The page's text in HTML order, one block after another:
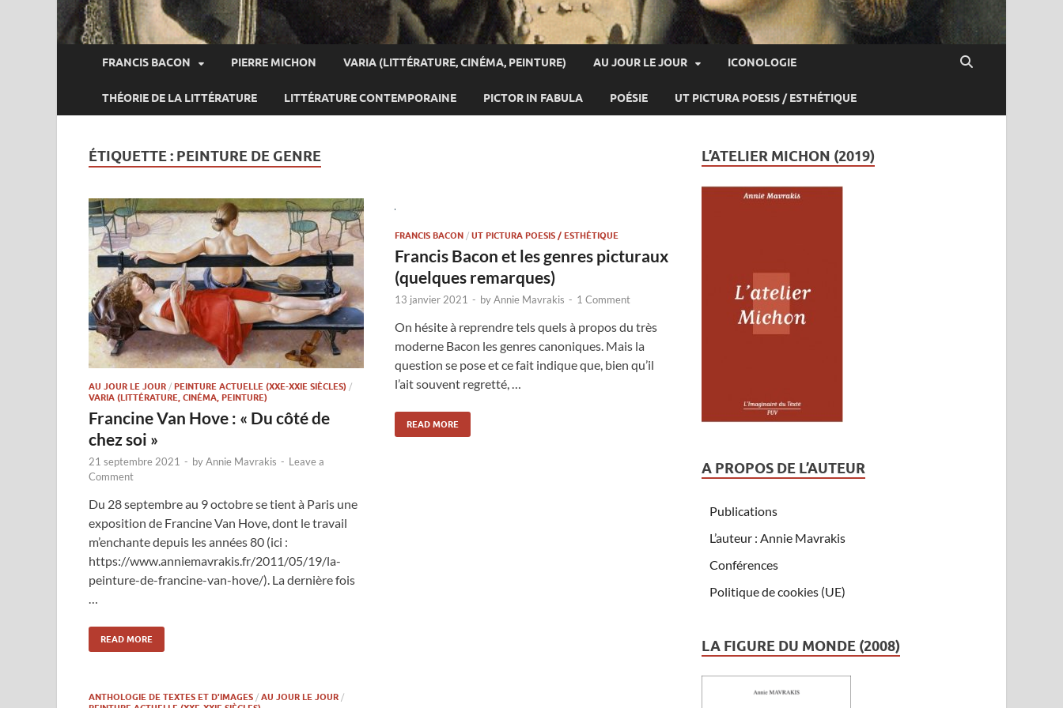
FRANCIS BACON PIERRE MICHON VARIA (LITTÉRATURE, CINÉMA, PEINTURE) AU JOUR LE JOUR ICONOLOGIE
THÉORIE DE LA LITTÉRATURE LITTÉRATURE CONTEMPORAINE PICTOR IN FABULA POÉSIE UT PICTURA POESIS / ESTHÉTIQUE
ÉTIQUETTE : PEINTURE DE GENRE
AU JOUR LE JOUR / PEINTURE ACTUELLE (XXE-XXIE SIÈCLES) /
VARIA (LITTÉRATURE, CINÉMA, PEINTURE)
Francine Van Hove : « Du côté de
chez soi »
21 septembre 2021 - byAnnie Mavrakis - Leave a
Comment
Du 28 septembre au 9 octobre se tient à Paris une
exposition de Francine Van Hove, dont le travail
m’enchante depuis les années 80 (ici :
https://www.anniemavrakis.fr/2011/05/19/la-
peinture-de-francine-van-hove/). La dernière fois
…
READ MORE
FRANCIS BACON / UT PICTURA POESIS / ESTHÉTIQUE
Francis Bacon et les genres picturaux
(quelques remarques)
13 janvier 2021 - byAnnie Mavrakis - 1 Comment
On hésite à reprendre tels quels à propos du très
moderne Bacon les genres canoniques. Mais la
question se pose et ce fait indique que, bien qu’il
l’ait souvent regretté, …
READ MORE
ANTHOLOGIE DE TEXTES ET D'IMAGES / AU JOUR LE JOUR /
L’ATELIER MICHON (2019)
A PROPOS DE L’AUTEUR
Publications
L’auteur : Annie Mavrakis
Conférences
Politique de cookies (UE)
LA FIGURE DU MONDE (2008)